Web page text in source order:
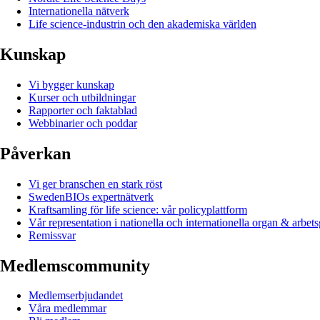
Internationella nätverk
Life science-industrin och den akademiska världen
Kunskap
Vi bygger kunskap
Kurser och utbildningar
Rapporter och faktablad
Webbinarier och poddar
Påverkan
Vi ger branschen en stark röst
SwedenBIOs expertnätverk
Kraftsamling för life science: vår policyplattform
Vår representation i nationella och internationella organ &
Remissvar
Medlemscommunity
Medlemserbjudandet
Våra medlemmar